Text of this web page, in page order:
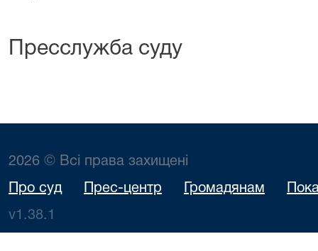
Пресслужба суду
2026 © Всі права захищені
Про суд Прес-центр Громадянам
v1.38.1